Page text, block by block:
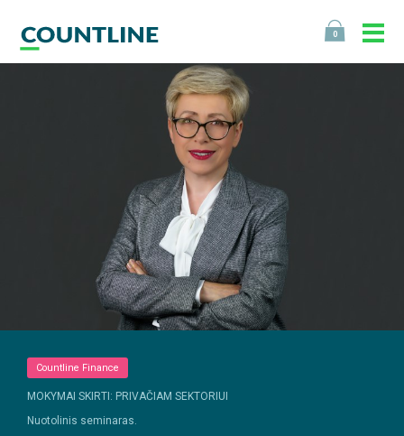
0
Countline Finance
MOKYMAI SKIRTI: PRIVAČIAM SEKTORIUI
Nuotolinis seminaras.